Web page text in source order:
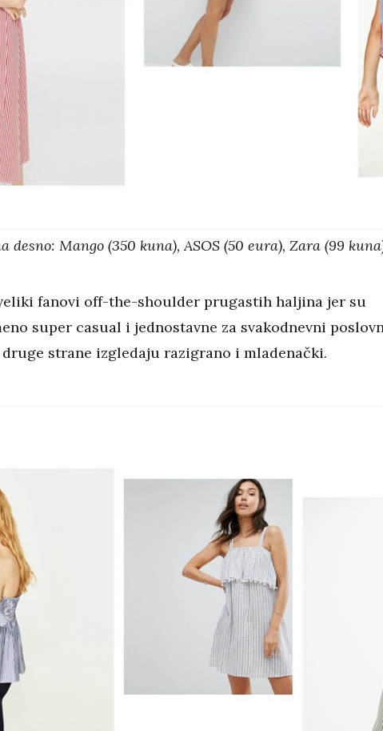
desno: Mango (350 kuna), ASOS (50 eura), Zara (99
fanovi off-the-shoulder prugastih haljina jer su
super casual i jednostavne za svakodnevni
druge strane izgledaju razigrano i mladenački.